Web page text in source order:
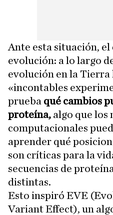
Ante esta situación,
evolución: a lo largo
evolución en la Tierra
«incontables
prueba qué cambios
proteína, algo que los
computacionales
aprender qué
son críticas para la
secuencias de
distintas.
Esto inspiró EVE
Variant Effect), un